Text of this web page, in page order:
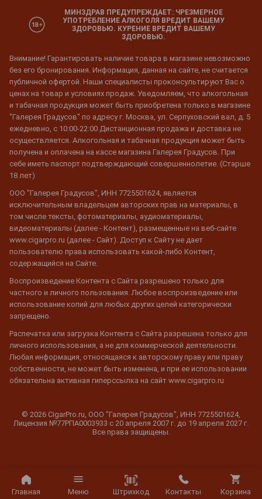
Главная Меню Штрихкод Контакты Корзина
МИНЗДРАВ ПРЕДУПРЕЖДАЕТ: ЧРЕЗМЕРНОЕ
УПОТРЕБЛЕНИЕ АЛКОГОЛЯ ВРЕДИТ ВАШЕМУ
ЗДОРОВЬЮ. КУРЕНИЕ ВРЕДИТ ВАШЕМУ
ЗДОРОВЬЮ.
Внимание! Гарантировать наличие товара в магазине невозможно
без его бронирования. Информация, данная на сайте, не считается
публичной офертой. Наши специалисты проконсультируют Вас о
ценах на товар и условиях продаж. Уведомляем, что алкогольная
и табачная продукция может быть приобретена только в магазине
"Галерея Градусов" по адресу г. Москва, ул. Серпуховский вал, д. 5
ежедневно, с 10:00-22:00 Дистанционная продажа и доставка не
осуществляется. Алкогольная и табачная продукция может быть
получена и оплачена на кассе магазина Галерея Градусов. При
себе иметь паспорт подтверждающий совершеннолетие. (Старше
18 лет)
ООО "Галерея Градусов", ИНН 7725501624, является
исключительным владельцем авторских прав на материалы, в
том числе тексты, фотоматериалы, аудиоматериалы,
видеоматериалы (далее - Контент), размещенные на веб-сайте
www.cigarpro.ru (далее - Сайт). Доступ к Сайту не дает
пользователю права использовать какой-либо Контент,
содержащийся на Сайте.
Воспроизведение Контента с Сайта разрешено только для
частного и личного пользования. Любое воспроизведение или
использование копий для любых других целей категорически
запрещено.
Распечатка или загрузка Контента с Сайта разрешена только для
личного использования, а не для коммерческой деятельности.
Любая информация, относящаяся к авторскому праву или праву
собственности, не может быть изменена, и при ее использовании
обязательна активная гиперссылка на сайт www.cigarpro.ru
© 2026 CigarPro.ru, ООО "Галерея Градусов", ИНН 7725501624,
Лицензия №77РПА0003933 c 20 апреля 2007 г. до 19 апреля 2027 г.
Все права защищены.